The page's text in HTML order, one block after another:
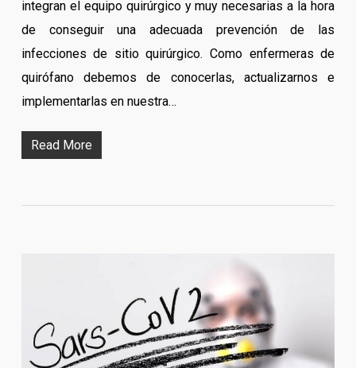
integran el equipo quirúrgico y muy necesarias a la hora
de conseguir una adecuada prevención de las
infecciones de sitio quirúrgico. Como enfermeras de
quirófano debemos de conocerlas, actualizarnos e
implementarlas en nuestra…
Read More